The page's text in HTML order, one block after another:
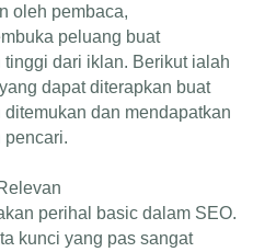
oleh pembaca,
peluang buat
dari iklan. Berikut ialah
dapat diterapkan buat
dan mendapatkan
pencari.
perihal basic dalam SEO.
kunci yang pas sangat